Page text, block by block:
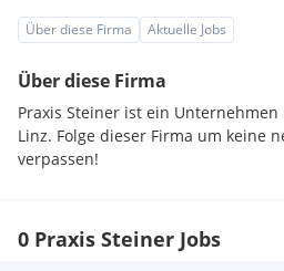
Über diese Firma Aktuelle Jobs
Über diese Firma
Praxis Steiner ist ein
Linz. Folge dieser Firma um keine
verpassen!
0 Praxis Steiner Jobs